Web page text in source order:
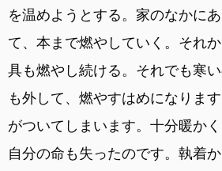
を温めようとする。家のなかに
て、本まで燃やしていく。それ
具も燃やし続ける。それでも寒
も外して、燃やすはめになりま
がついてしまいます。十分暖かく
自分の命も失ったのです。執着